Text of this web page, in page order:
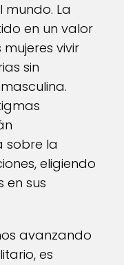
mundo. La
en un valor
vivir
sin
sobre la
eligiendo
en sus
avanzando
es